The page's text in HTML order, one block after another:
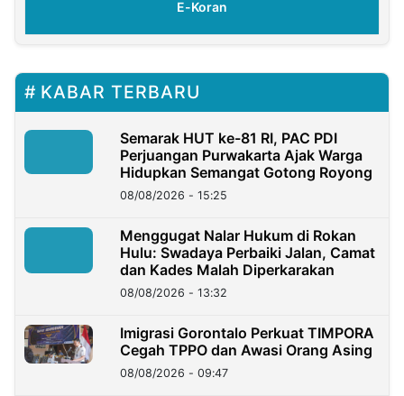
E-Koran
KABAR TERBARU
Semarak HUT ke-81 RI, PAC PDI
Perjuangan Purwakarta Ajak Warga
Hidupkan Semangat Gotong Royong
08/08/2026 - 15:25
Menggugat Nalar Hukum di Rokan
Hulu: Swadaya Perbaiki Jalan, Camat
dan Kades Malah Diperkarakan
08/08/2026 - 13:32
Imigrasi Gorontalo Perkuat TIMPORA
Cegah TPPO dan Awasi Orang Asing
08/08/2026 - 09:47